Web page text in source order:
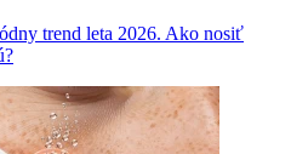
trend leta 2026. Ako nosiť